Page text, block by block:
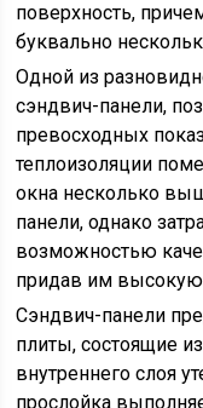
поверхность,
буквально
Одной из
сэндвич-панели,
превосходных
теплоизоляции
окна несколько
панели, однако
возможностью
придав им высокую
Сэндвич-панели
плиты, состоящие
внутреннего слоя
прослойка